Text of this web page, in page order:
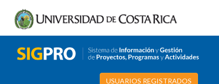
USUARIOS REGISTRADOS